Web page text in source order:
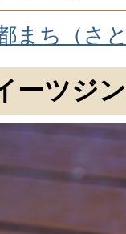
まち（さ
ーツジ